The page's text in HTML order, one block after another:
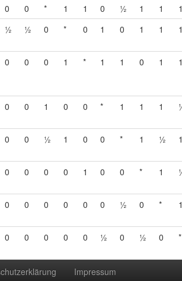
0 0 * 1 1 0 ½ 1 1
½ ½ 0 * 0 1 0 1 1
0 0 0 1 * 1 1 0 1
0 0 1 0 0 * 1 1 1
0 0 ½ 1 0 0 * 1 ½
0 0 0 0 1 0 0 * 1
0 0 0 0 0 0 ½ 0 *
0 0 0 0 0 ½ 0 ½ 0 *
Impressum